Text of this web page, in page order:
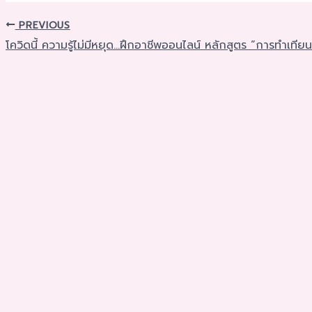
PREVIOUS
โควิดนี้ ความรู้ไม่มีหยุด…ฝึกอาชีพออนไลน์ หลักสูตร “การทำเทีย